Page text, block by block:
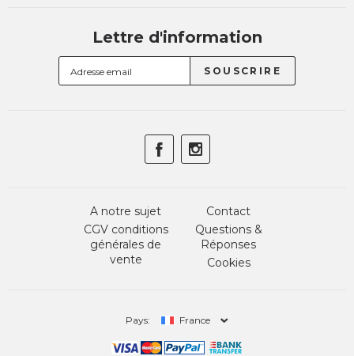
Lettre d'information
A notre sujet
CGV conditions
générales de
vente
Contact
Questions &
Réponses
Cookies
Pays: France